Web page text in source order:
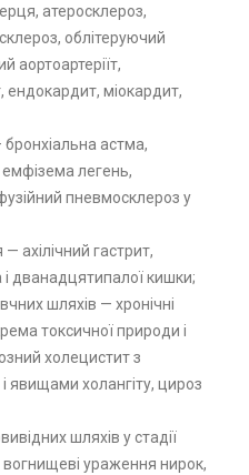
атеросклероз,
облітеруючий
аортоартеріїт,
міокардит,
астма,
легень,
пневмосклероз у
ахілічний гастрит,
дванадцятипалої кишки;
шляхів — хронічні
токсичної природи і
холецистит з
холангіту, цироз
шляхів у стадії
ураження нирок,